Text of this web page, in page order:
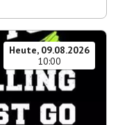
Heute, 09.08.2026
10:00